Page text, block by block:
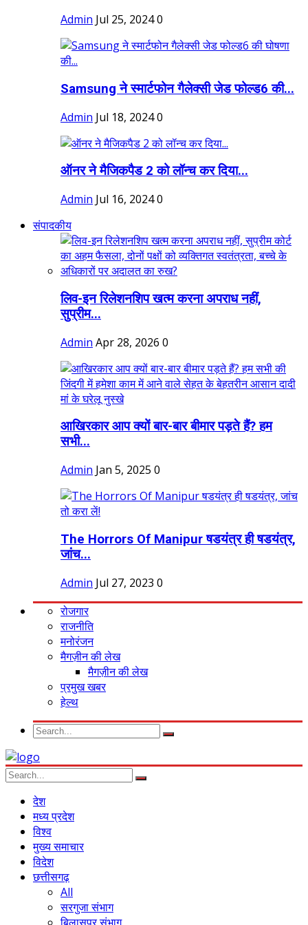
Admin Jul 25, 20240
Samsung ने स्मार्टफोन गैलेक्सी जेड फोल्ड6 की...
Admin Jul 18, 20240
ऑनर ने मैजिकपैड 2 को लॉन्च कर दिया...
Admin Jul 16, 20240
संपादकीय
लिव-इन रिलेशनशिप खत्म करना अपराध नहीं,
सुप्रीम...
Admin Apr 28, 2026 0
आखिरकार आप क्यों बार-बार बीमार पड़ते हैं? हम
सभी...
Admin Jan 5, 2025 0
The Horrors Of Manipur षडयंत्र ही षडयंत्र,
जांच...
Admin Jul 27, 2023 0
रोजगार
राजनीति
मनोरंजन
मैगज़ीन की लेख
मैगज़ीन की लेख
प्रमुख खबर
हेल्थ
देश
मध्य प्रदेश
विश्व
मुख्य समाचार
विदेश
छत्तीसगढ़
All
सरगुजा संभाग
बिलासपुर संभाग